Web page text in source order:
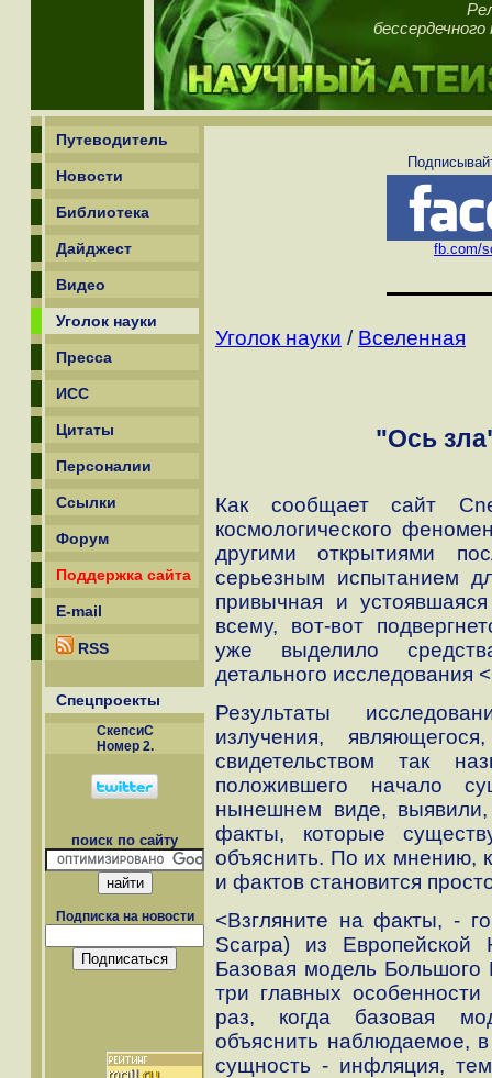
Путеводитель
Новости
Библиотека
Дайджест
Видео
Уголок науки
Пресса
ИСС
Цитаты
Персоналии
Ссылки
Форум
Поддержка сайта
E-mail
RSS
Спецпроекты
СкепсиС
Номер 2.
поиск по сайту
Подписка на новости
fb.com/
Уголок науки / Вселенная
"Ось
Как сообщает сайт
космологического
другими открытиями
серьезным испытанием
привычная и
всему, вот-вот
уже выделило
детального исследования
Результаты
излучения,
свидетельством так
положившего начало
нынешнем виде,
факты, которые
объяснить. По их мнению,
и фактов становится
<Взгляните на факты, -
Scarpa) из
Базовая модель Большого
три главных
раз, когда базовая
объяснить наблюдаемое,
сущность - инфляция,